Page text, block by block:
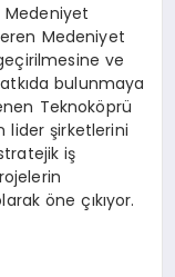
Medeniyet
ve
bulunmaya
Teknoköprü
lider şirketlerini
iş
öne çıkıyor.